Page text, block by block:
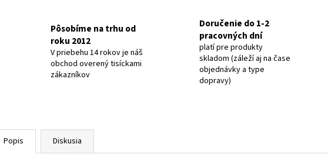
Pôsobíme na trhu od
roku 2012
V priebehu 14 rokov je náš
obchod overený tisíckami
zákazníkov
Doručenie do 1-2
pracovných dní
platí pre produkty
skladom (záleží aj na čase
objednávky a type
dopravy)
Popis Diskusia